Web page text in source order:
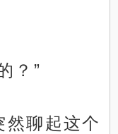
？”
然聊起这个